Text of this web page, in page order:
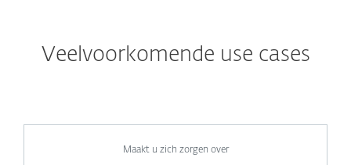
Veelvoorkomende use cases
Maakt u zich zorgen over